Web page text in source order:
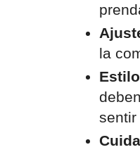
la
sentir